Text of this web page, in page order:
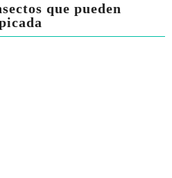
que pueden